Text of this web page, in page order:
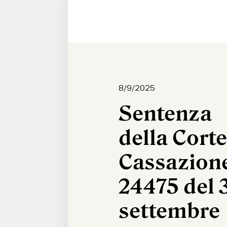
8/9/2025
Sentenza
della
24475 del
settembre